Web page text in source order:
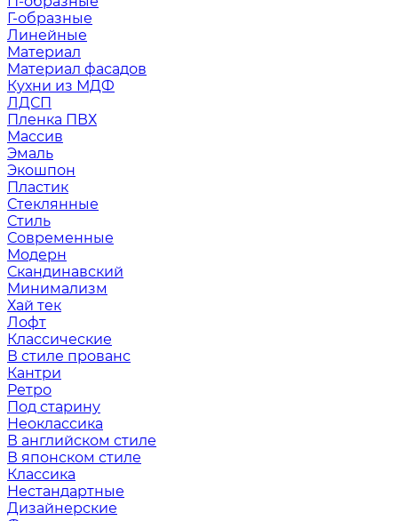
Г-образные
Линейные
Материал
Материал фасадов
Кухни из МДФ
ЛДСП
Пленка ПВХ
Массив
Эмаль
Экошпон
Пластик
Стеклянные
Стиль
Современные
Модерн
Скандинавский
Минимализм
Хай тек
Лофт
Классические
В стиле прованс
Кантри
Ретро
Под старину
Неоклассика
В английском стиле
В японском стиле
Классика
Нестандартные
Дизайнерские